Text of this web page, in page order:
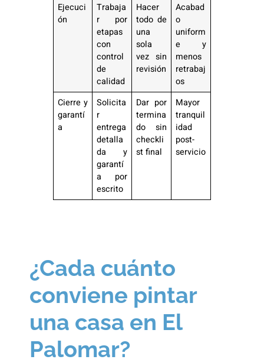
Ejecuci
ón
Trabaja
r por
etapas
con
control
de
calidad
Hacer
todo de
una
sola
vez sin
revisión
Acabad
o
uniform
e y
menos
retrabaj
os
Cierre y
garantí
a
Solicita
r
entrega
detalla
da y
garantí
a por
escrito
Dar por
termina
do sin
checkli
st final
Mayor
tranquil
idad
post-
servicio
¿Cada cuánto
conviene pintar
una casa en El
Palomar?